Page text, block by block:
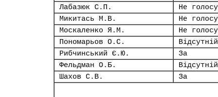
Лабазюк С.П.
Не
Микитась М.В.
Не
Москаленко Я.М.
Не
Пономарьов О.С.
Відсутній
Рибчинський Є.Ю.
За
Фельдман О.Б.
Відсутній
Шахов С.В.
За